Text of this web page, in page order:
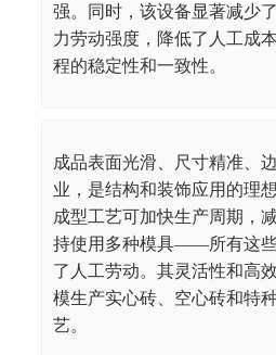
强。同时，该设备显著减少
力劳动强度，降低了人工成
程的稳定性和一致性。
成品表面光滑、尺寸精准、
业，是结构和装饰应用的理
成型工艺可加快生产周期，
持使用多种模具——所有这
了人工劳动。其灵活性和高
模生产实心砖、空心砖和特
艺。